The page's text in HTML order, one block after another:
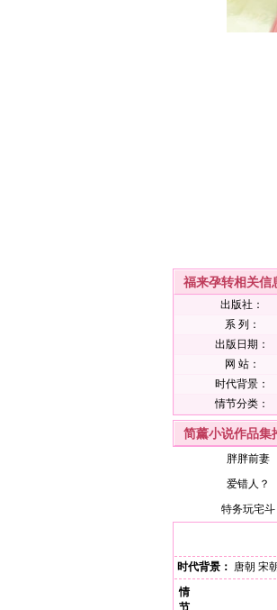
福来孕转相关信
出版社：
系 列：
出版日期：
网 站：
时代背景：
情节分类：
简薰小说作品集
胖胖前妻
爱错人？
特务玩宅斗
时代背景： 唐朝 宋
情
节